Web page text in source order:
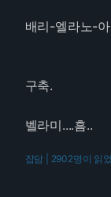
배리-엘라노-
구축.
벨라미....흠..
잡담 | 2902명이 읽